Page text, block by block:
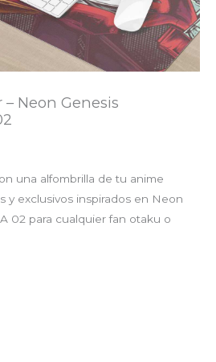
Neon Genesis
una alfombrilla de tu anime
y exclusivos inspirados en Neon
02 para cualquier fan otaku o
for pa_escoje-el-tamano
for pa_escoje-el-tamano